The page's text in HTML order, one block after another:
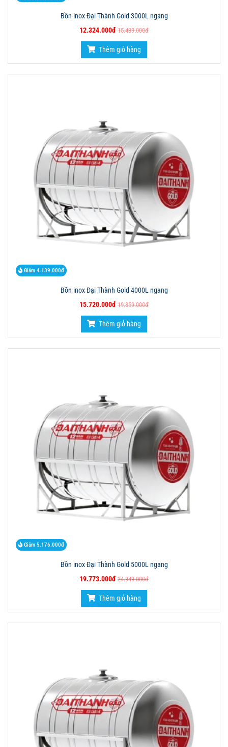
Bồn inox Đại Thành Gold 3000L ngang
12.324.000đ 15.439.000đ
Thêm giỏ hàng
Giảm 4.139.000đ
Bồn inox Đại Thành Gold 4000L ngang
15.720.000đ 19.859.000đ
Thêm giỏ hàng
Giảm 5.176.000đ
Bồn inox Đại Thành Gold 5000L ngang
19.773.000đ 24.949.000đ
Thêm giỏ hàng